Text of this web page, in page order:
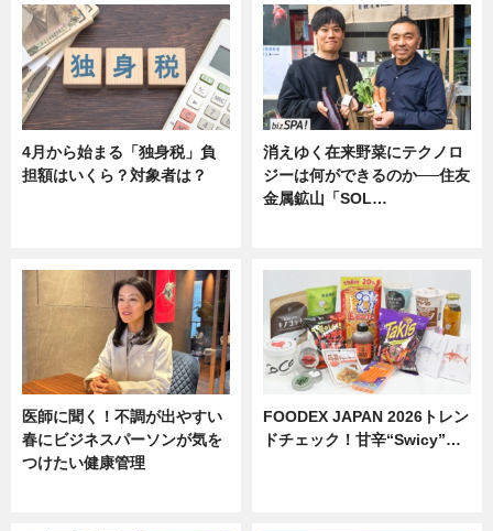
4月から始まる「独身税」負
担額はいくら？対象者は？
消えゆく在来野菜にテクノロ
ジーは何ができるのか──住友
金属鉱山「SOL…
医師に聞く！不調が出やすい
春にビジネスパーソンが気を
つけたい健康管理
FOODEX JAPAN 2026トレン
ドチェック！甘辛“Swicy”…